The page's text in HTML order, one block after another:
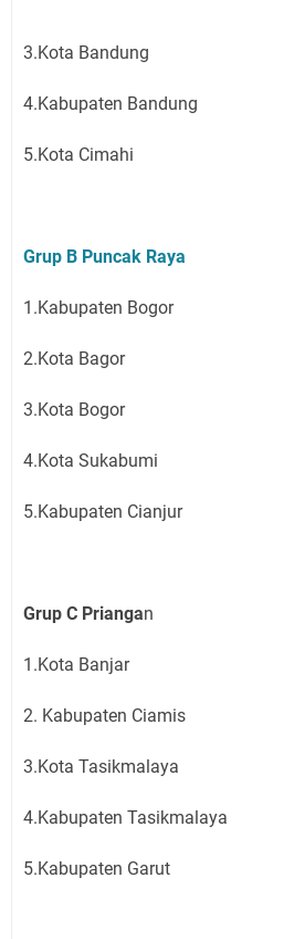
3.Kota Bandung
4.Kabupaten Bandung
5.Kota Cimahi
Grup B Puncak Raya
1.Kabupaten Bogor
2.Kota Bagor
3.Kota Bogor
4.Kota Sukabumi
5.Kabupaten Cianjur
Grup C Priangan
1.Kota Banjar
2. Kabupaten Ciamis
3.Kota Tasikmalaya
4.Kabupaten Tasikmalaya
5.Kabupaten Garut